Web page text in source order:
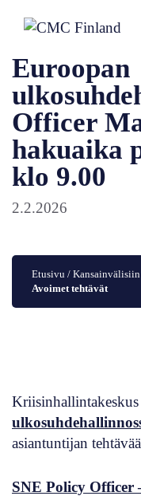
sisältöön
Euroopan
Officer
hakuaika
klo 9.00
2.2.2026
Etusivu /
Avoimet tehtävät
Kriisinhallintakeskus
asiantuntijan
SNE Policy Officer